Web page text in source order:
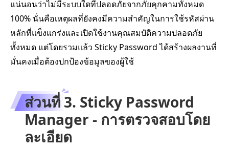
แน่นอนว่าไม่มีระบบใดที่ปลอดภัยจากภัยคุกคามทั้งหมด
100% นั่นคือเหตุผลที่ยังคงมีความสำคัญในการใช้รหัสผ่าน
หลักที่แข็งแกร่งและเปิดใช้งานคุณสมบัติความปลอดภัย
ทั้งหมด แต่โดยรวมแล้ว Sticky Password ได้สร้างผลงานที่
มั่นคงเมื่อต้องปกป้องข้อมูลของผู้ใช้
ส่วนที่ 3. Sticky Password
Manager - การตรวจสอบโดย
ละเอียด